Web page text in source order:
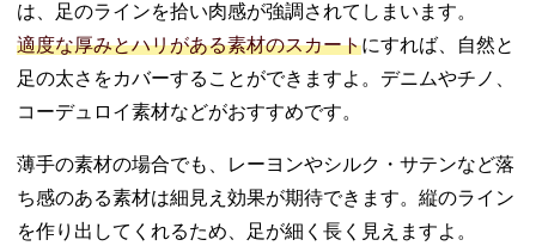
は、足のラインを拾い肉感が強調されてしまいます。
適度な厚みとハリがある素材のスカートにすれば、自然と
足の太さをカバーすることができますよ。デニムやチノ、
コーデュロイ素材などがおすすめです。
薄手の素材の場合でも、レーヨンやシルク・サテンなど落
ち感のある素材は細見え効果が期待できます。縦のライン
を作り出してくれるため、足が細く長く見えますよ。